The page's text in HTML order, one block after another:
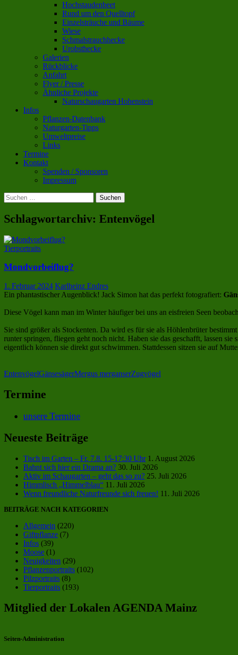
Hochstaudenbeet
Rund um den Quelltopf
Einzelsträuche und Bäume
Wiese
Schmalstrauchhecke
Urobsthecke
Galerien
Rückblicke
Anfahrt
Flyer / Presse
Ähnliche Projekte
Naturschaugarten Hohenstein
Infos
Pflanzen-Datenbank
Naturgarten-Tipps
Umweltpreise
Links
Termine
Kontakt
Spenden / Sponsoren
Impressum
Suchen
nach:
Schlagwortarchiv: Entenvögel
Tierportraits
Mondvorbeiflug?
1. Februar 2024 Karlheinz Endres
Ein phantastischer Augenblick! Jack Simon hat das perfekt fotografiert:
Diese Vögel kann man im Winter häufiger bei uns an eisfreien Seen
Sie sind größer als Stockenten. Da wird es für sie als Höhlenbrüter
runter springen, fliegen geht noch nicht. Haben sie das geschafft, lassen
eigentlich können sie direkt gut schwimmen. Stattdessen sitzen sie auf
EntenvögelGänsesägerMergus merganserZugvögel
Termine
unsere Termine
Neueste Beiträge
Tisch im Garten – Fr. 7.8. 15-17:30 Uhr 1. August 2026
Bahnt sich hier ein Drama an? 30. Juli 2026
Aktiv im Schaugarten – geht das so zu? 25. Juli 2026
Himmlisch „Himmelblau“ 11. Juli 2026
Wenn freundliche Naturfreunde sich freuen! 11. Juli 2026
BEITRÄGE NACH KATEGORIEN
Allgemein (220)
Giftpflanze (7)
Infos (39)
Moose (1)
Neuigkeiten (29)
Pflanzenportraits (102)
Pilzportraits (8)
Tierportraits (193)
Mitglied der Lokalen AGENDA Mainz
Seiten-Administration